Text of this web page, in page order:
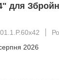
для
2026